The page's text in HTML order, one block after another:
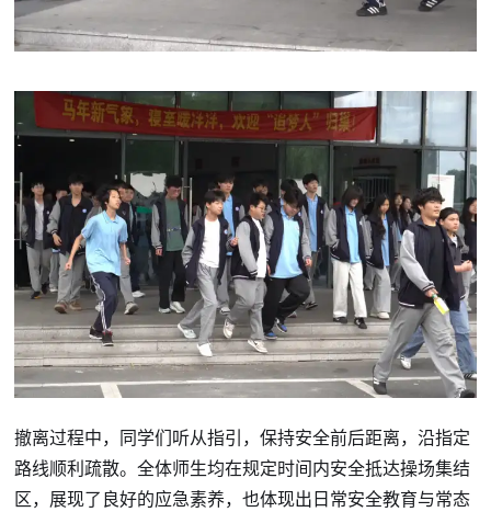
撤离过程中，同学们听从指引，保持安全前后距离，沿指定
路线顺利疏散。全体师生均在规定时间内安全抵达操场集结
区，展现了良好的应急素养，也体现出日常安全教育与常态